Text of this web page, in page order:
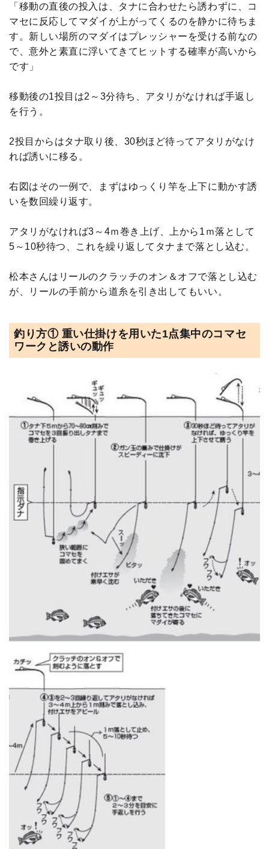
「移動の直後の投入は、タナに合わせたら誘わずに、コ
マセに反応してマダイが上がってくるのを静かに待ちま
す。新しい場所のマダイはプレッシャーを受ける前なの
で、意外と素直に浮いてきてヒットする確率が高いから
です」
移動後の1投目は2～3分待ち、アタリがなければ手返し
を行う。
2投目からはタナ取り後、30秒ほど待ってアタリがなけ
れば誘いに移る。
右図はその一例で、まずはゆっくり竿を上下に動かす誘
いを数回繰り返す。
アタリがなければ3～4ｍ巻き上げ、上から1ｍ落として
5～10秒待つ、これを繰り返してタナまで落とし込む。
松本さんはリールのクラッチのオン＆オフで落とし込む
が、リールの手前から道糸を引き出してもいい。
釣り方① 重い仕掛けを用いた1点集中のコマセ
ワークと誘いの動作